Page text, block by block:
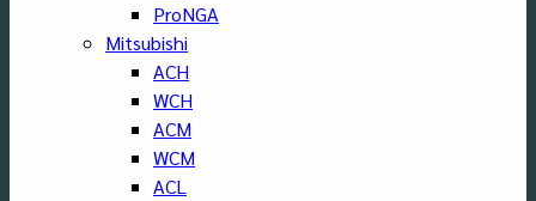
ProNGA
Mitsubishi
ACH
WCH
ACM
WCM
ACL